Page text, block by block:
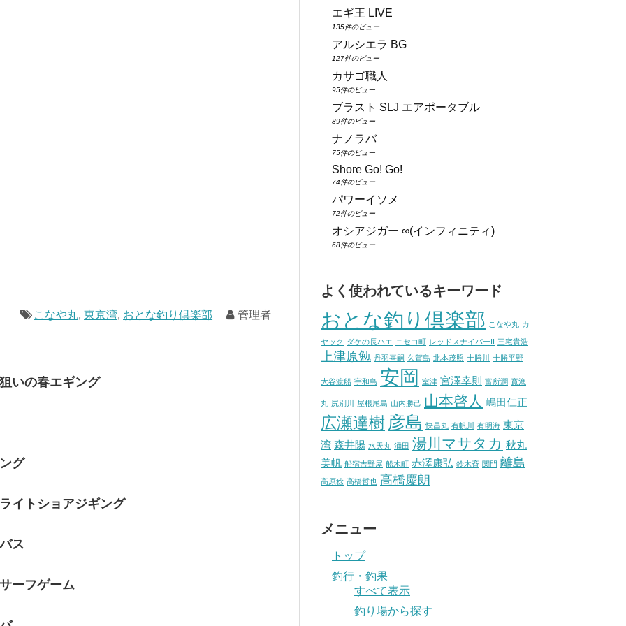
こなや丸,東京湾, おとな釣り倶楽部 管理者
いの春エギング
グ
イトショアジギング
ス
ーフゲーム
エギ王 LIVE
135件のビュー
アルシエラ BG
127件のビュー
カサゴ職人
95件のビュー
ブラスト SLJ エアポータブル
89件のビュー
ナノラバ
75件のビュー
Shore Go! Go!
74件のビュー
パワーイソメ
72件のビュー
オシアジガー ∞(インフィニティ)
68件のビュー
よく使われているキーワード
おとな釣り倶楽部 こなや丸 カ
ヤック ダケの長ハエ ニセコ町 レッドスナイパーII 三宅貴浩
上津原勉 丹羽喜嗣 久賀島 北本茂照 十勝川 十勝平野
大谷渡船 宇和島 安岡 室津 宮澤幸則 富所潤 寛漁
丸 尻別川 屋根尾島 山内勝己 山本啓人 嶋田仁正
広瀬達樹 彦島 快昌丸 有帆川 有明海 東京
湾 森井陽 水天丸 涌田 湯川マサタカ 秋丸
美帆 船宿吉野屋 船木町 赤澤康弘 鈴木斉 関門 離島
高原稔 高橋哲也 高橋慶朗
メニュー
トップ
釣行・釣果
すべて表示
釣り場から探す